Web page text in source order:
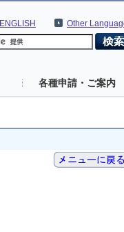
Other
ENGLISH
各種申請・ご案内